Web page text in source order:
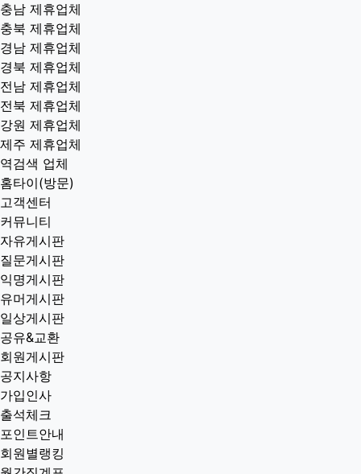
충남 제휴업체
충북 제휴업체
경남 제휴업체
경북 제휴업체
전남 제휴업체
전북 제휴업체
강원 제휴업체
제주 제휴업체
역검색 업체
홈타이(방문)
고객센터
커뮤니티
자유게시판
질문게시판
익명게시판
유머게시판
일상게시판
공유&교환
회원게시판
공지사항
가입인사
출석체크
포인트안내
회원별랭킹